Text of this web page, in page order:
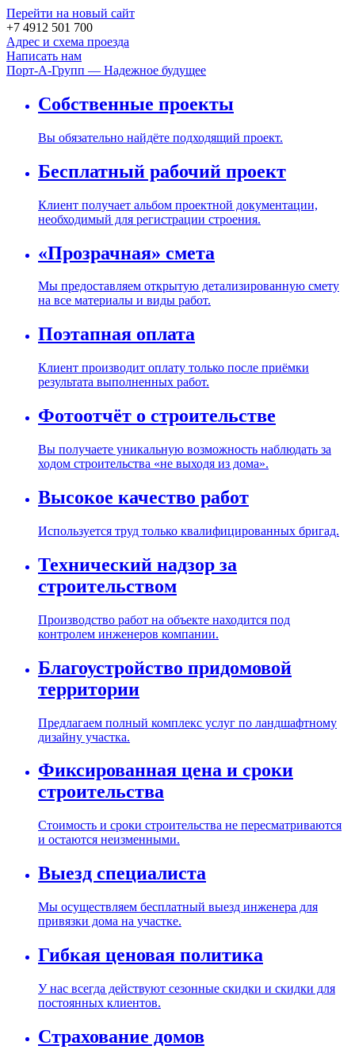
Перейти на новый сайт
+7 4912 501 700
Адрес и схема проезда
Написать нам
Порт-А-Групп — Надежное будущее
Собственные проекты
Вы обязательно найдёте подходящий проект.
Бесплатный рабочий проект
Клиент получает альбом проектной документации,
необходимый для регистрации строения.
«Прозрачная» смета
Мы предоставляем открытую детализированную смету
на все материалы и виды работ.
Поэтапная оплата
Клиент производит оплату только после приёмки
результата выполненных работ.
Фотоотчёт о строительстве
Вы получаете уникальную возможность наблюдать за
ходом строительства «не выходя из дома».
Высокое качество работ
Используется труд только квалифицированных бригад.
Технический надзор за
строительством
Производство работ на объекте находится под
контролем инженеров компании.
Благоустройство придомовой
территории
Предлагаем полный комплекс услуг по ландшафтному
дизайну участка.
Фиксированная цена и сроки
строительства
Стоимость и сроки строительства не пересматриваются
и остаются неизменными.
Выезд специалиста
Мы осуществляем бесплатный выезд инженера для
привязки дома на участке.
Гибкая ценовая политика
У нас всегда действуют сезонные скидки и скидки для
постоянных клиентов.
Страхование домов